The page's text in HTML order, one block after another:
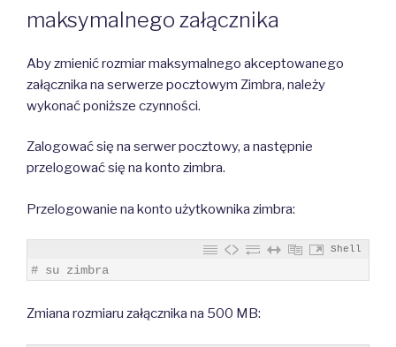
maksymalnego załącznika
Aby zmienić rozmiar maksymalnego akceptowanego
załącznika na serwerze pocztowym Zimbra, należy
wykonać poniższe czynności.
Zalogować się na serwer pocztowy, a następnie
przelogować się na konto zimbra.
Przelogowanie na konto użytkownika zimbra:
Shell
# su zimbra
Zmiana rozmiaru załącznika na 500 MB: